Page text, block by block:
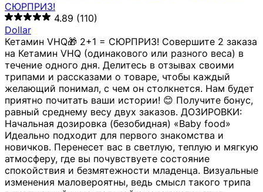
СЮРПРИЗ!
4.89 (110)
Dollar
Кетамин VHQ🎁 2+1 = СЮРПРИЗ! Совершите 2 заказа
на Кетамин VHQ (одинакового или разного веса) в
течение одного дня. Делитесь в отзывах своими
трипами и рассказами о товаре, чтобы каждый
желающий понимал, с чем он столкнется. Нам будет
приятно почитать ваши истории! 😊 Получите бонус,
равный среднему весу двух заказов. ДОЗИРОВКИ:
Начальная дозировка (безобидная) «Baby food»
Идеально подходит для первого знакомства и
новичков. Перенесет вас в светлую, теплую и мягкую
атмосферу, где вы почувствуете состояние
спокойствия и безмятежности младенца. Визуальные
изменения маловероятны, ведь смысл такого трипа